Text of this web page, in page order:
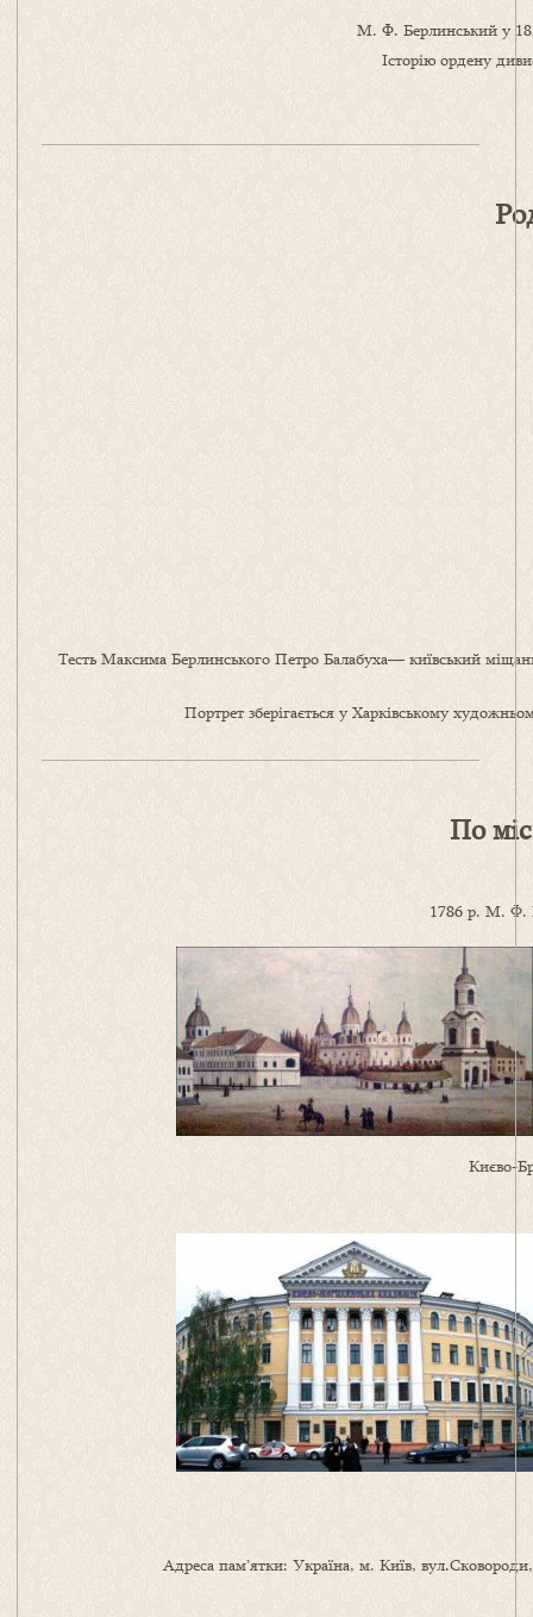
М. Ф. Берлинський у
Історію ордену
Тесть Максима Берлинського Петро Балабуха— київський
Портрет зберігається у Харківському
По
1786 р. М. Ф.
Києво-
Адреса пам’ятки: Україна, м. Київ,